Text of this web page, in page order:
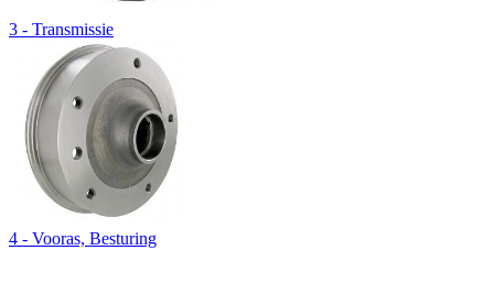
3 - Transmissie
4 - Vooras, Besturing